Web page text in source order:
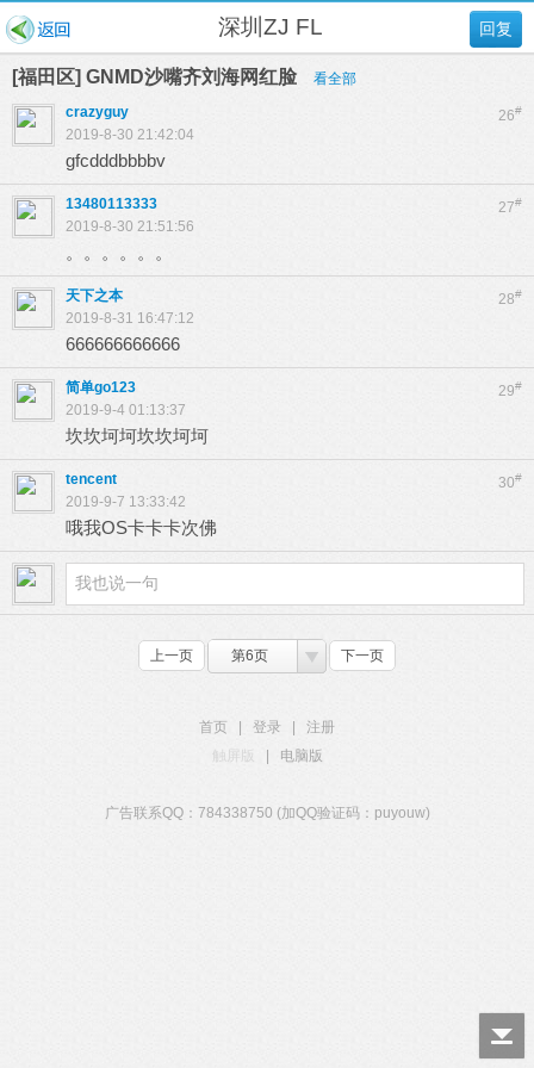
回复
深圳ZJ FL
[福田区] GNMD沙嘴齐刘海网红脸 看全部
26#
crazyguy
2019-8-30 21:42:04
gfcdddbbbbv
27#
13480113333
2019-8-30 21:51:56
。。。。。。
28#
天下之本
2019-8-31 16:47:12
666666666666
29#
简单go123
2019-9-4 01:13:37
坎坎坷坷坎坎坷坷
30#
tencent
2019-9-7 13:33:42
哦我OS卡卡卡次佛
上一页 第6页 下一页
首页 登录
注册
触屏版
电脑版
广告联系QQ：784338750 (加QQ验证码：puyouw)